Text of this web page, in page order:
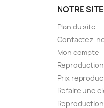
NOTRE SITE
Plan du site
Contactez-
Mon compte
Prix
Refaire une